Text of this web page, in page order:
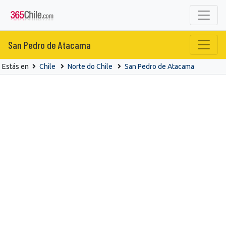
San Pedro de Atacama
Estás en Chile Norte do Chile San Pedro de Atacama